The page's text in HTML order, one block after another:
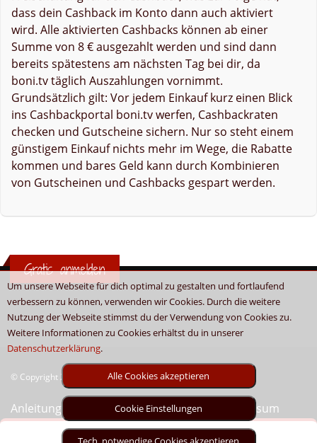
Um unsere Webseite für dich optimal zu gestalten und fortlaufend
verbessern zu können, verwenden wir Cookies. Durch die weitere
Nutzung der Webseite stimmst du der Verwendung von Cookies zu.
Weitere Informationen zu Cookies erhältst du in unserer
Datenschutzerklärung.
Alle Cookies akzeptieren
Cookie Einstellungen
dass dein Cashback im Konto dann auch aktiviert
wird. Alle aktivierten Cashbacks können ab einer
Summe von 8 € ausgezahlt werden und sind dann
bereits spätestens am nächsten Tag bei dir, da
boni.tv täglich Auszahlungen vornimmt.
Grundsätzlich gilt: Vor jedem Einkauf kurz einen Blick
ins Cashbackportal boni.tv werfen, Cashbackraten
checken und Gutscheine sichern. Nur so steht einem
günstigem Einkauf nichts mehr im Wege, die Rabatte
kommen und bares Geld kann durch Kombinieren
von Gutscheinen und Cashbacks gespart werden.
Gratis anmelden
© Copyright 2026 - Boni.tv / Cashback & Gutscheine
Anleitung Sitemap Kontakt Unser Impressum